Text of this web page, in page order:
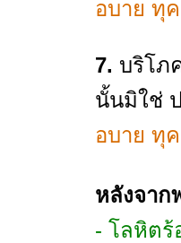
อบาย ทุ
7. บริโภ
นั้นมิใช่
อบาย ทุ
หลังจาก
- โลหิตร้